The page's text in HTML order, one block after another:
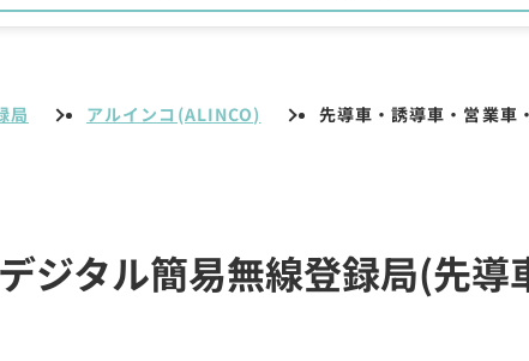
局 アルインコ(ALINCO) 先導車・誘導車・営業車
ジタル簡易無線登録局(先